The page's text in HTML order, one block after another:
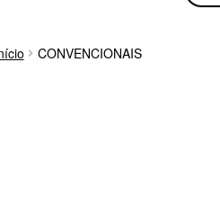
CONVENCIONAIS